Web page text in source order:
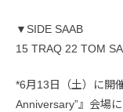
▼SIDE SAAB
15 TRAQ 22 TOM
*6月13日（土）に開
Anniversary”』会場